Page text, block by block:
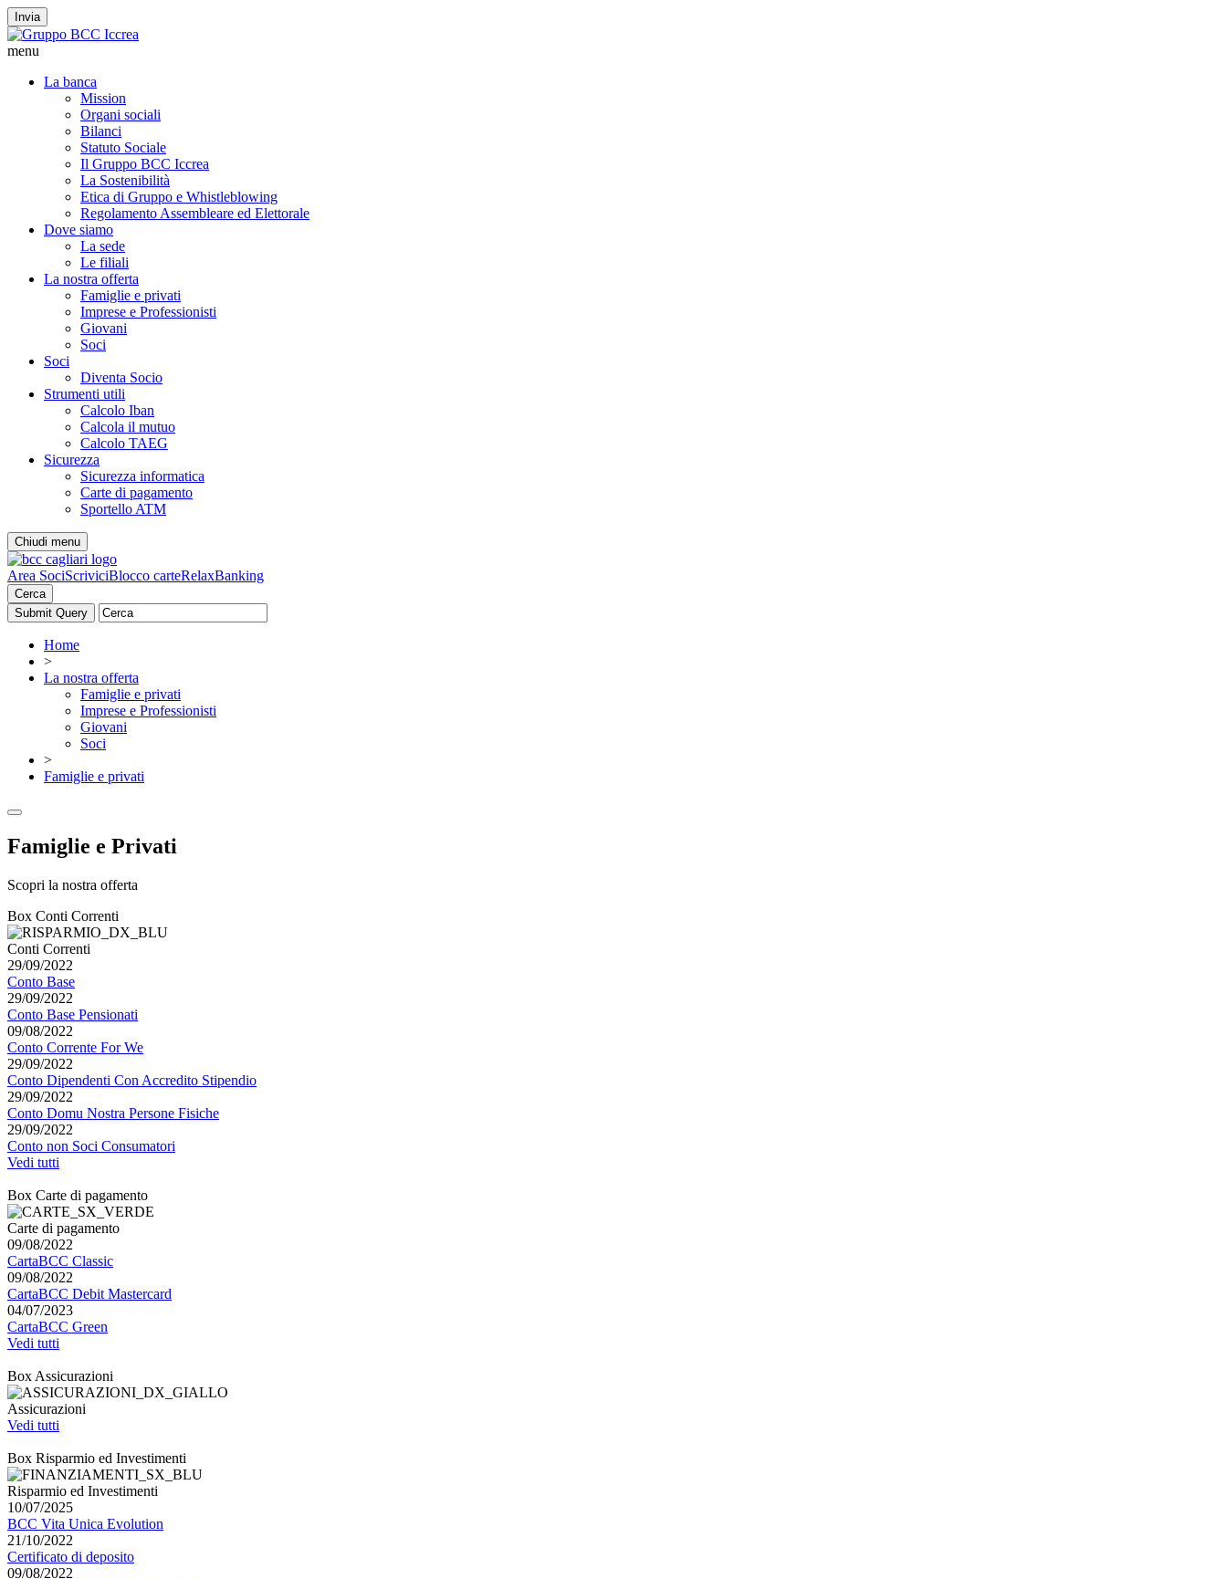
Invia
menu
La banca
Mission
Organi sociali
Bilanci
Statuto Sociale
Il Gruppo BCC Iccrea
La Sostenibilità
Etica di Gruppo e Whistleblowing
Regolamento Assembleare ed Elettorale
Dove siamo
La sede
Le filiali
La nostra offerta
Famiglie e privati
Imprese e Professionisti
Giovani
Soci
Soci
Diventa Socio
Strumenti utili
Calcolo Iban
Calcola il mutuo
Calcolo TAEG
Sicurezza
Sicurezza informatica
Carte di pagamento
Sportello ATM
Chiudi menu
Area SociScriviciBlocco carteRelaxBanking
Cerca
Home
>
La nostra offerta
Famiglie e privati
Imprese e Professionisti
Giovani
Soci
>
Famiglie e privati
Famiglie e Privati
Scopri la nostra offerta
Box Conti Correnti
Conti Correnti
29/09/2022
Conto Base
29/09/2022
Conto Base Pensionati
09/08/2022
Conto Corrente For We
29/09/2022
Conto Dipendenti Con Accredito Stipendio
29/09/2022
Conto Domu Nostra Persone Fisiche
29/09/2022
Conto non Soci Consumatori
Vedi tutti
Box Carte di pagamento
Carte di pagamento
09/08/2022
CartaBCC Classic
09/08/2022
CartaBCC Debit Mastercard
04/07/2023
CartaBCC Green
Vedi tutti
Box Assicurazioni
Assicurazioni
Vedi tutti
Box Risparmio ed Investimenti
Risparmio ed Investimenti
10/07/2025
BCC Vita Unica Evolution
21/10/2022
Certificato di deposito
09/08/2022